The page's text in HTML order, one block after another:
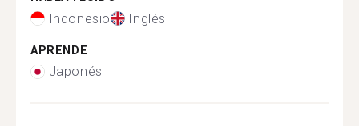
Indonesio Inglés
APRENDE
Japonés